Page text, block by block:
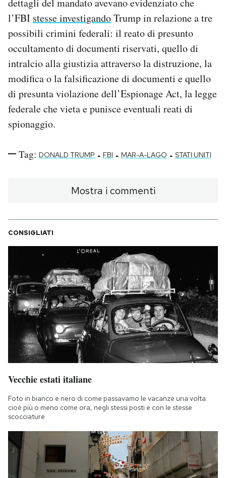
l’FBI stesse investigandoTrump in relazione a tre
possibili crimini federali: il reato di presunto
occultamento di documenti riservati, quello di
intralcio alla giustizia attraverso la distruzione, la
modifica o la falsificazione di documenti e quello
di presunta violazione dell’Espionage Act, la legge
federale che vieta e punisce eventuali reati di
spionaggio.
Tag: DONALD TRUMP - FBI - MAR-A-LAGO - STATI UNITI
Mostra i commenti
CONSIGLIATI
Vecchie estati italiane
Foto in bianco e nero di come passavamo le vacanze una volta:
cioè più o meno come ora, negli stessi posti e con le stesse
scocciature